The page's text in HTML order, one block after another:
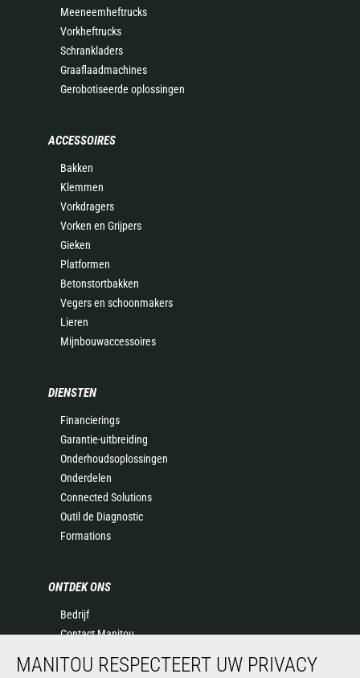
Meeneemheftrucks
Vorkheftrucks
Schrankladers
Graaflaadmachines
Gerobotiseerde oplossingen
ACCESSOIRES
Bakken
Klemmen
Vorkdragers
Vorken en Grijpers
Gieken
Platformen
Betonstortbakken
Vegers en schoonmakers
Lieren
Mijnbouwaccessoires
DIENSTEN
Financierings
Garantie-uitbreiding
Onderhoudsoplossingen
Onderdelen
Connected Solutions
Outil de Diagnostic
Formations
ONTDEK ONS
Bedrijf
Contact Manitou
Evenementen
MANITOU RESPECTEERT UW PRIVACY